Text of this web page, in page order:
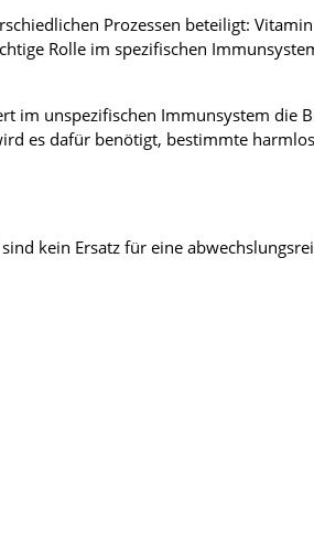
Prozessen beteiligt:
Rolle im spezifischen
im unspezifischen Immunsystem die
es dafür benötigt, bestimmte
kein Ersatz für eine